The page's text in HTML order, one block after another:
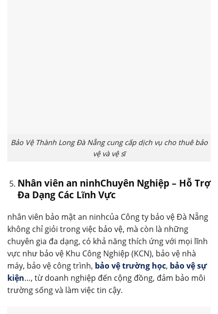
Bảo Vệ Thành Long Đà Nẵng cung cấp dịch vụ cho thuê bảo
vệ và vệ sĩ
Nhân viên an ninhChuyên Nghiệp – Hỗ Trợ
Đa Dạng Các Lĩnh Vực
nhân viên bảo mật an ninhcủa Công ty bảo vệ Đà Nẵng
không chỉ giỏi trong việc bảo vệ, mà còn là những
chuyên gia đa dạng, có khả năng thích ứng với mọi lĩnh
vực như bảo vệ Khu Công Nghiệp (KCN), bảo vệ nhà
máy, bảo vệ công trình, bảo vệ trường học, bảo vệ sự
kiện…, từ doanh nghiệp đến cộng đồng, đảm bảo môi
trường sống và làm việc tin cậy.